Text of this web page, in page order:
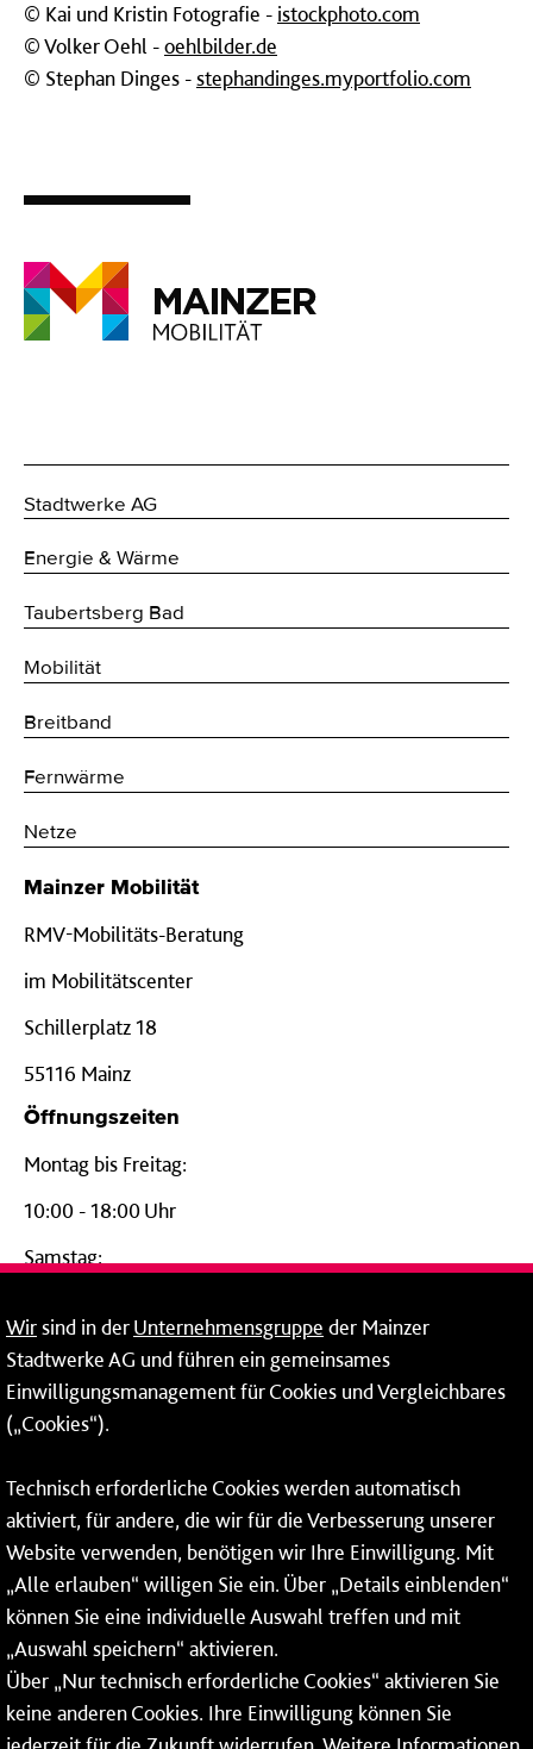
© Kai und Kristin Fotografie - istockphoto.com
© Volker Oehl -oehlbilder.de
© Stephan Dinges -stephandinges.myportfolio.com
Stadtwerke AG
Energie & Wärme
Taubertsberg Bad
Mobilität
Breitband
Fernwärme
Netze
Mainzer Mobilität
RMV-Mobilitäts-Beratung
im Mobilitätscenter
Schillerplatz 18
55116 Mainz
Öffnungszeiten
Montag bis Freitag:
10:00 - 18:00 Uhr
Samstag:
24-Stunden-Telefon*
06131 – 12 77 77
Fax: 06131 – 12 66 66
* Montags bis freitags bis 7 und ab 18 Uhr sowie an
Wochenenden und Feiertagen ganztags werden Ihre
Anrufe je nach Themenauswahl an ein Callcenter des
RMV oder von nextbike weitergeleitet. Dort erhalten Sie
ausschließlich Auskünfte zum Fahrplan bzw. zu
meinRad.
Wirsind in derUnternehmensgruppe der Mainzer
Stadtwerke AG und führen ein gemeinsames
Einwilligungsmanagement für Cookies und Vergleichbares
(„Cookies“).
Technisch erforderliche Cookies werden automatisch
aktiviert, für andere, die wir für die Verbesserung unserer
Website verwenden, benötigen wir Ihre Einwilligung. Mit
„Alle erlauben“ willigen Sie ein. Über „Details einblenden“
können Sie eine individuelle Auswahl treffen und mit
„Auswahl speichern“ aktivieren.
Über „Nur technisch erforderliche Cookies“ aktivieren Sie
keine anderen Cookies. Ihre Einwilligung können Sie